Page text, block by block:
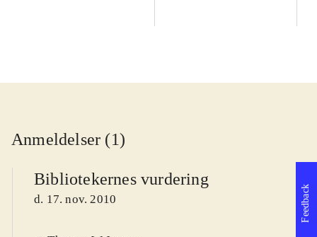
Anmeldelser (1)
Bibliotekernes vurdering
d. 17. nov. 2010 Feedback